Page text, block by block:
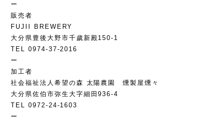
ー
販売者
FUJII BREWERY
大分県豊後大野市千歲新殿150-1
TEL 0974-37-2016
ー
加工者
社会福祉法人希望の森 太陽農園 燻製屋燻々
大分県佐伯市弥生大字細田936-4
TEL 0972-24-1603
ー